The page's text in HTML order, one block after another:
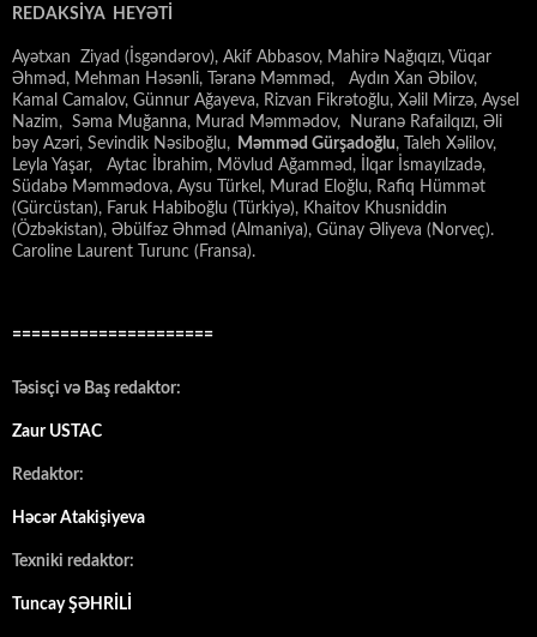
REDAKSİYA HEYƏTİ
Ayətxan Ziyad (İsgəndərov), Akif Abbasov, Mahirə Nağıqızı, Vüqar
Əhməd, Mehman Həsənli, Təranə Məmməd, Aydın Xan Əbilov,
Kamal Camalov, Günnur Ağayeva, Rizvan Fikrətoğlu, Xəlil Mirzə, Aysel
Nazim, Səma Muğanna, Murad Məmmədov, Nuranə Rafailqızı, Əli
bəy Azəri, Sevindik Nəsiboğlu, Məmməd Gürşadoğlu, Taleh Xəlilov,
Leyla Yaşar, Aytac İbrahim, Mövlud Ağamməd, İlqar İsmayılzadə,
Südabə Məmmədova, Aysu Türkel, Murad Eloğlu, Rafiq Hümmət
(Gürcüstan), Faruk Habiboğlu (Türkiyə), Khaitov Khusniddin
(Özbəkistan), Əbülfəz Əhməd (Almaniya), Günay Əliyeva (Norveç).
Caroline Laurent Turunc (Fransa).
=====================
Təsisçi və Baş redaktor:
Zaur USTAC
Redaktor:
Həcər Atakişiyeva
Texniki redaktor:
Tuncay ŞƏHRİLİ